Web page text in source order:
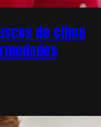
de clima